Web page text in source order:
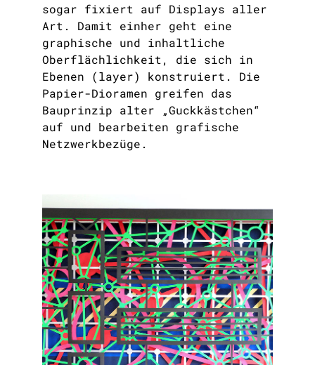
sogar fixiert auf Displays aller
Art. Damit einher geht eine
graphische und inhaltliche
Oberflächlichkeit, die sich in
Ebenen (layer) konstruiert. Die
Papier-Dioramen greifen das
Bauprinzip alter „Guckkästchen“
auf und bearbeiten grafische
Netzwerkbezüge.